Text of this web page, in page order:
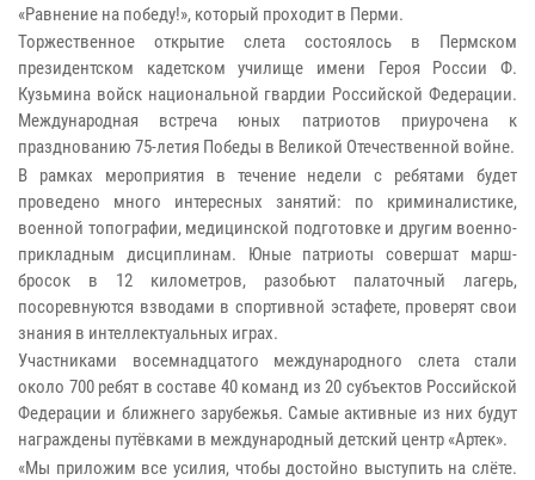
«Равнение на победу!», который проходит в Перми.
Торжественное открытие слета состоялось в Пермском
президентском кадетском училище имени Героя России Ф.
Кузьмина войск национальной гвардии Российской Федерации.
Международная встреча юных патриотов приурочена к
празднованию 75-летия Победы в Великой Отечественной войне.
В рамках мероприятия в течение недели с ребятами будет
проведено много интересных занятий: по криминалистике,
военной топографии, медицинской подготовке и другим военно-
прикладным дисциплинам. Юные патриоты совершат марш-
бросок в 12 километров, разобьют палаточный лагерь,
посоревнуются взводами в спортивной эстафете, проверят свои
знания в интеллектуальных играх.
Участниками восемнадцатого международного слета стали
около 700 ребят в составе 40 команд из 20 субъектов Российской
Федерации и ближнего зарубежья. Самые активные из них будут
награждены путёвками в международный детский центр «Артек».
«Мы приложим все усилия, чтобы достойно выступить на слёте.